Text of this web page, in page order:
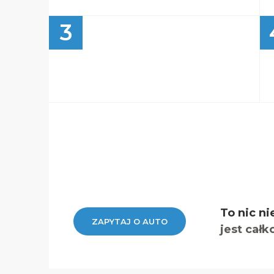
3
ZAPYTAJ O AUTO
To nic
jest